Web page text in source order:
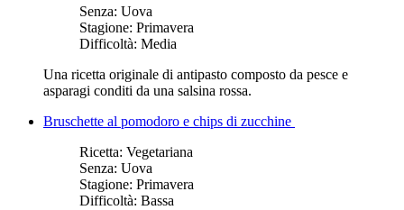
Senza: Uova
Stagione: Primavera
Difficoltà: Media
​Una ricetta originale di antipasto ​composto da pesce e
asparagi conditi da una salsina rossa.
Bruschette al pomodoro e chips di zucchine
Ricetta: Vegetariana
Senza: Uova
Stagione: Primavera
Difficoltà: Bassa